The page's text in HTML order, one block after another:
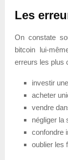
Les
On constate
bitcoin lui-
erreurs les plus
investir
acheter
vendre
négliger la
confondre
oublier les